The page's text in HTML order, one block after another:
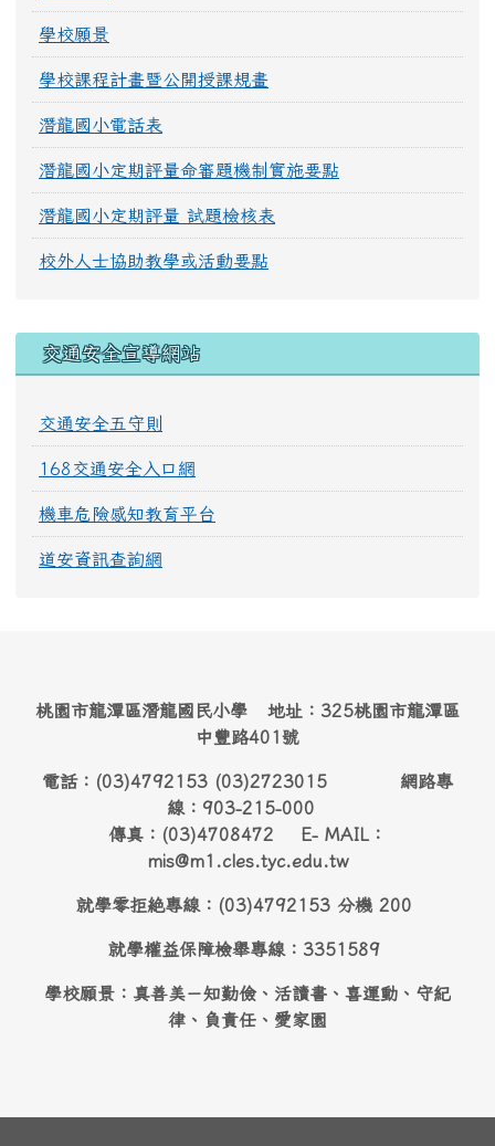
學校願景
學校課程計畫暨公開授課規畫
潛龍國小電話表
潛龍國小定期評量命審題機制實施要點
潛龍國小定期評量 試題檢核表
校外人士協助教學或活動要點
交通安全宣導網站
交通安全五守則
168交通安全入口網
機車危險感知教育平台
道安資訊查詢網
桃園市龍潭區潛龍國民小學 地址：325桃園市龍潭區
中豐路401號
電話：(03)4792153 (03)2723015 網路專
線：903-215-000
傳真：(03)4708472 E- MAIL：
mis@m1.cles.tyc.edu.tw
就學零拒絶專線：(03)4792153 分機 200
就學權益保障檢舉專線：3351589
學校願景：真善美－知勤儉、活讀書、喜運動、守紀
律、負責任、愛家園